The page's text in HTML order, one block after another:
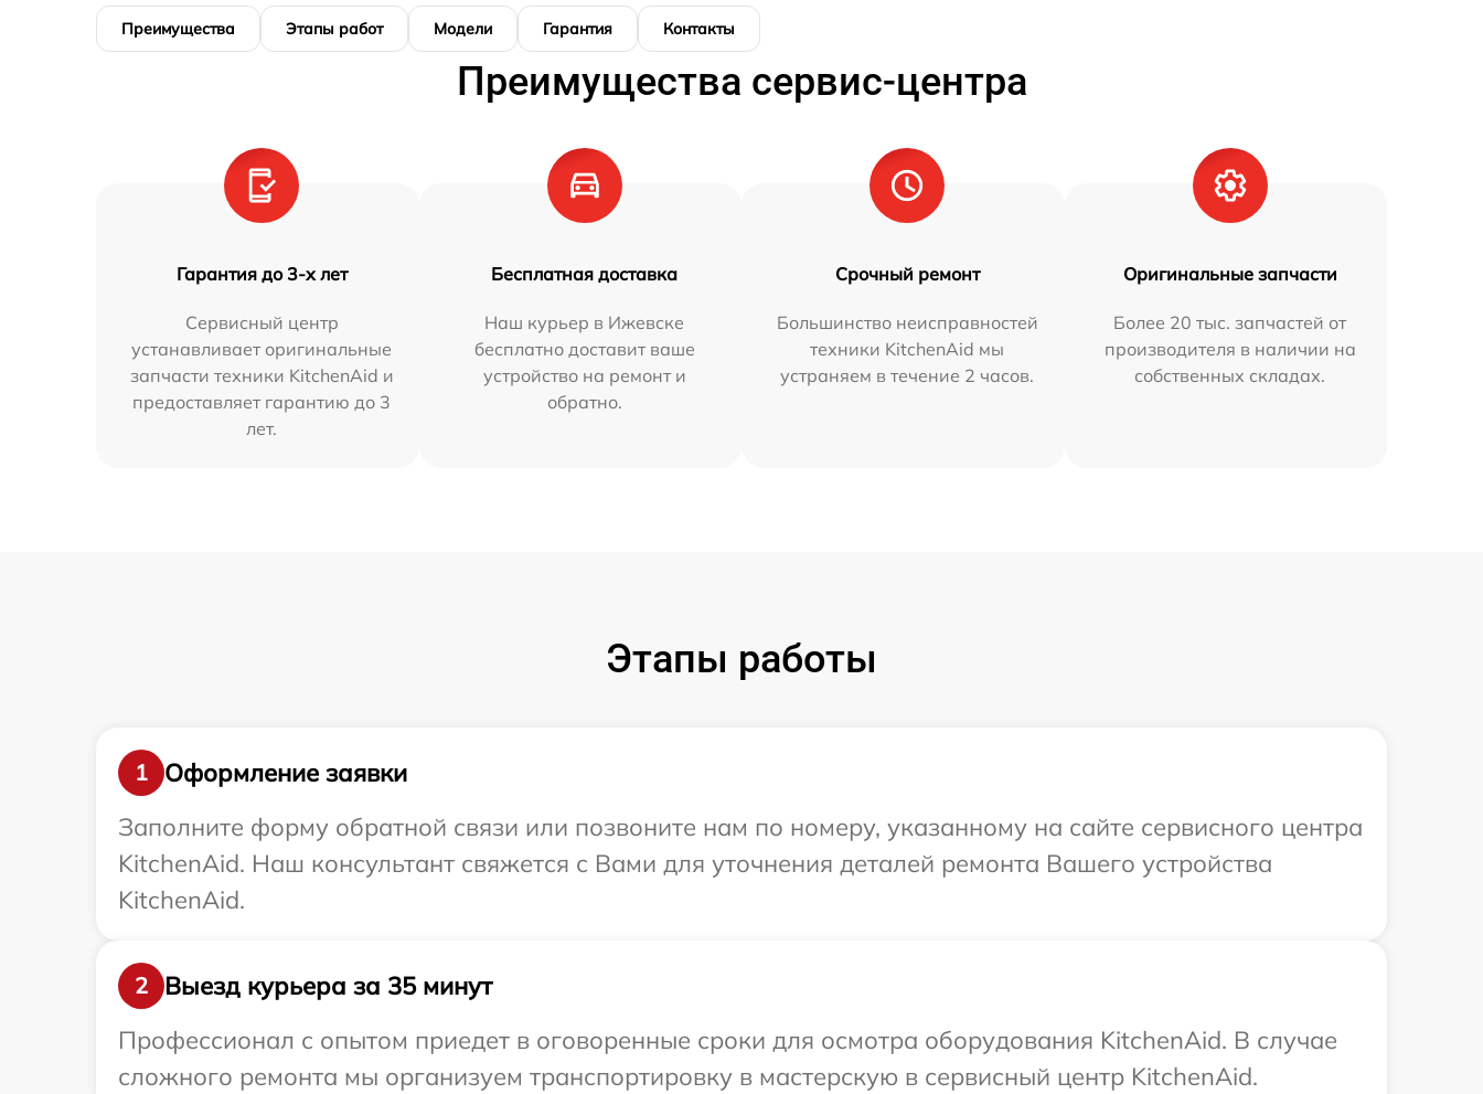
Преимущества Этапы работ Модели Гарантия Контакты
Преимущества сервис-центра
Гарантия до 3-х лет
Сервисный центр
устанавливает оригинальные
запчасти техники KitchenAid и
предоставляет гарантию до 3
лет.
Бесплатная доставка
Наш курьер в Ижевске
бесплатно доставит ваше
устройство на ремонт и
обратно.
Срочный ремонт
Большинство неисправностей
техники KitchenAid мы
устраняем в течение 2 часов.
Оригинальные запчасти
Более 20 тыс. запчастей от
производителя в наличии на
собственных складах.
Этапы работы
1
Оформление заявки
Заполните форму обратной связи или позвоните нам по номеру, указанному на сайте сервисного центра
KitchenAid. Наш консультант свяжется с Вами для уточнения деталей ремонта Вашего устройства
KitchenAid.
2
Выезд курьера за 35 минут
Профессионал с опытом приедет в оговоренные сроки для осмотра оборудования KitchenAid. В случае
сложного ремонта мы организуем транспортировку в мастерскую в сервисный центр KitchenAid.